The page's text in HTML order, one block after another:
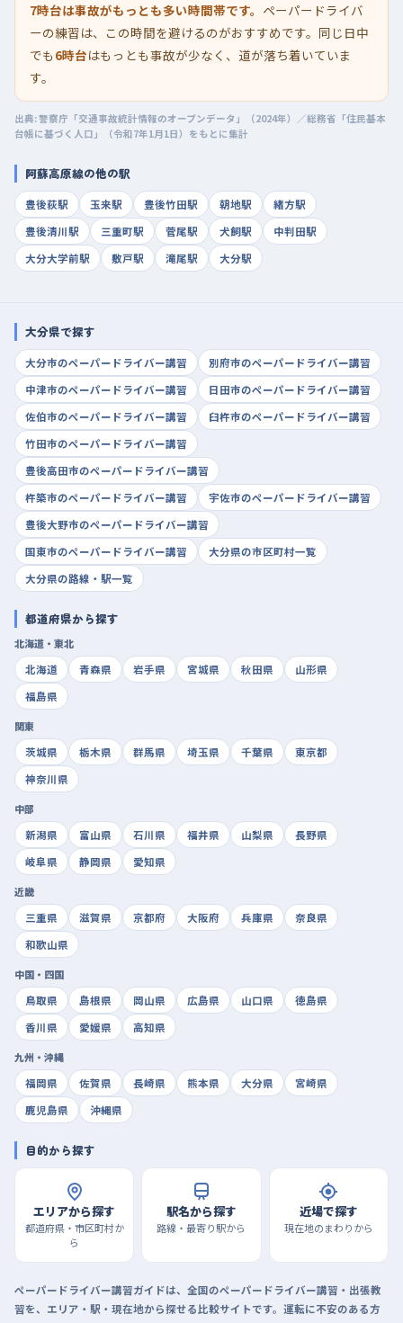
7時台は事故がもっとも多い時間帯です。 ペーパードライバ
ーの練習は、この時間を避けるのがおすすめです。同じ日中
でも 6時台はもっとも事故が少なく、道が落ち着いていま
す。
出典: 警察庁「交通事故統計情報のオープンデータ」（2024年）／総務省「住民基本
台帳に基づく人口」（令和7年1月1日）をもとに集計
阿蘇高原線の他の駅
豊後荻駅 玉来駅 豊後竹田駅 朝地駅
緒方駅
豊後清川駅
三重町駅 菅尾駅 犬飼駅
中判田駅
大分大学前駅
敷戸駅 滝尾駅 大分駅
大分県で探す
大分市のペーパードライバー講習
別府市のペーパードライバー講習
中津市のペーパードライバー講習
日田市のペーパードライバー講習
佐伯市のペーパードライバー講習
臼杵市のペーパードライバー講習
竹田市のペーパードライバー講習
豊後高田市のペーパードライバー講習
杵築市のペーパードライバー講習
宇佐市のペーパードライバー講習
豊後大野市のペーパードライバー講習
国東市のペーパードライバー講習
大分県の市区町村一覧
大分県の路線・駅一覧
都道府県から探す
北海道・東北
北海道
青森県 岩手県 宮城県 秋田県
山形県
福島県
関東
茨城県
栃木県 群馬県 埼玉県 千葉県
東京都
神奈川県
中部
新潟県
富山県 石川県 福井県 山梨県
長野県
岐阜県
静岡県 愛知県
近畿
三重県
滋賀県 京都府 大阪府 兵庫県
奈良県
和歌山県
中国・四国
鳥取県
島根県 岡山県 広島県 山口県
徳島県
香川県
愛媛県 高知県
九州・沖縄
福岡県
佐賀県 長崎県 熊本県 大分県
宮崎県
鹿児島県
沖縄県
目的から探す
エリアから探す
都道府県・市区町村か
ら
駅名から探す
路線・最寄り駅から
近場で探す
現在地のまわりから
ペーパードライバー講習ガイドは、全国のペーパードライバー講習・出張教
習を、エリア・駅・現在地から探せる比較サイトです。運転に不安のある方